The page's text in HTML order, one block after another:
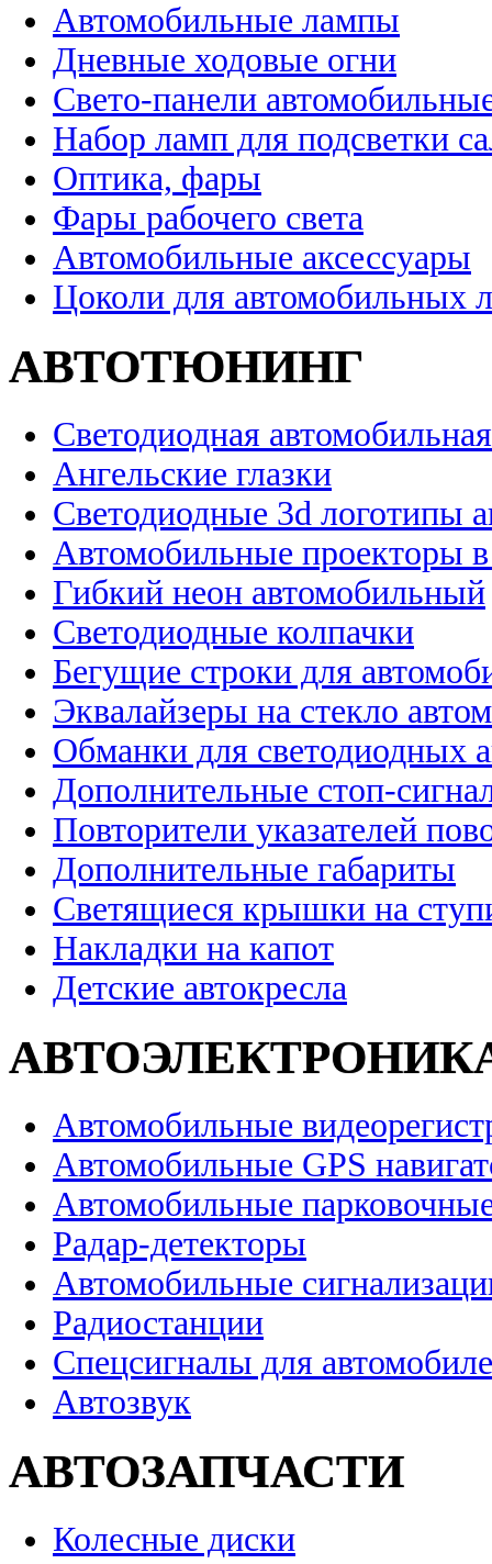
Автомобильные лампы
Дневные ходовые огни
Свето-панели
Набор ламп для подсветки
Оптика, фары
Фары рабочего света
Автомобильные аксессуары
Цоколи для автомобильных
АВТОТЮНИНГ
Светодиодная
Ангельские глазки
Светодиодные 3d логотипы
Автомобильные проекторы
Гибкий неон автомобильный
Светодиодные колпачки
Бегущие строки для
Эквалайзеры на стекло
Обманки для светодиодных
Дополнительные стоп-
Повторители указателей
Дополнительные габариты
Светящиеся крышки на
Накладки на капот
Детские автокресла
Автомобильные
Автомобильные GPS
Автомобильные
Радар-детекторы
Автомобильные
Радиостанции
Спецсигналы для
Автозвук
АВТОЗАПЧАСТИ
Колесные диски